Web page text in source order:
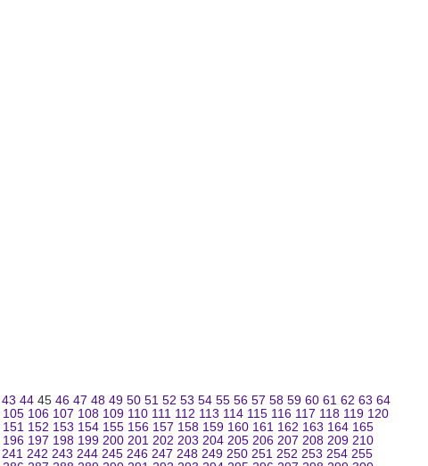
43 44 45 46 47 48 49 50 51 52 53 54 55 56 57 58 59 60 61 62 63 64
105 106 107 108 109 110 111 112 113 114 115 116 117 118 119 120
151 152 153 154 155 156 157 158 159 160 161 162 163 164 165
196 197 198 199 200 201 202 203 204 205 206 207 208 209 210
241 242 243 244 245 246 247 248 249 250 251 252 253 254 255